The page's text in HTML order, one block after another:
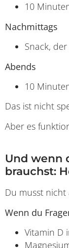
10
Nachmittags
Snack,
Abends
10
Das ist nicht
Aber es
Und wenn
brauchst:
Du musst nicht
Wenn du
Vitamin D